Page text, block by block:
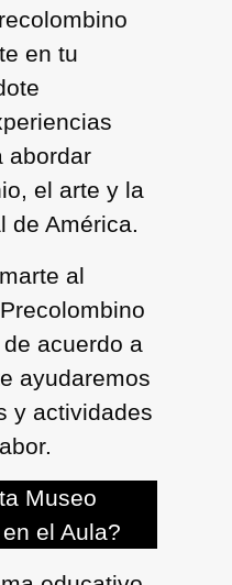
en tu
abordar
el arte y la
de América.
al
acuerdo a
ayudaremos
y actividades
Museo
el Aula?